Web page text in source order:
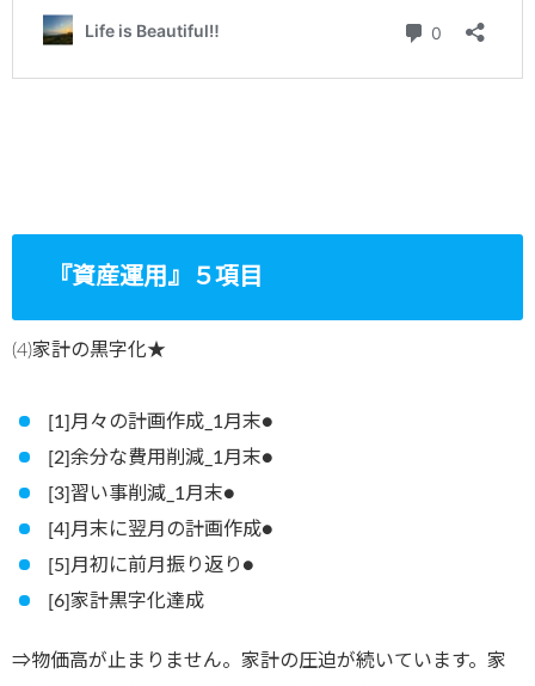
『資産運用』５項目
(4)家計の黒字化★
[1]月々の計画作成_1月末●
[2]余分な費用削減_1月末●
[3]習い事削減_1月末●
[4]月末に翌月の計画作成●
[5]月初に前月振り返り●
[6]家計黒字化達成
⇒物価高が止まりません。家計の圧迫が続いています。家